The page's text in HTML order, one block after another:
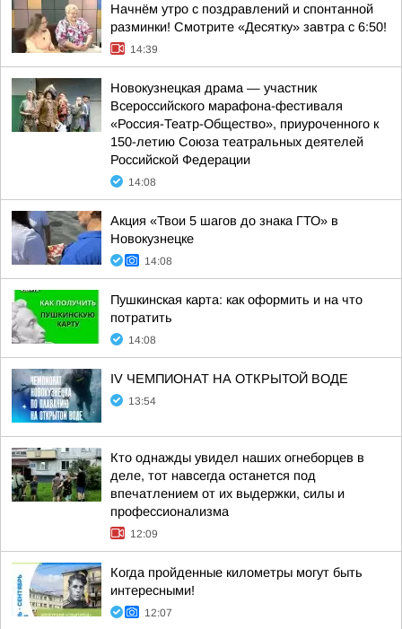
Начнём утро с поздравлений и спонтанной
разминки! Смотрите «Десятку» завтра с 6:50!
14:39
Новокузнецкая драма — участник
Всероссийского марафона-фестиваля
«Россия-Театр-Общество», приуроченного к
150-летию Союза театральных деятелей
Российской Федерации
14:08
Акция «Твои 5 шагов до знака ГТО» в
Новокузнецке
14:08
Пушкинская карта: как оформить и на что
потратить
14:08
IV ЧЕМПИОНАТ НА ОТКРЫТОЙ ВОДЕ
13:54
Кто однажды увидел наших огнеборцев в
деле, тот навсегда останется под
впечатлением от их выдержки, силы и
профессионализма
12:09
Когда пройденные километры могут быть
интересными!
12:07